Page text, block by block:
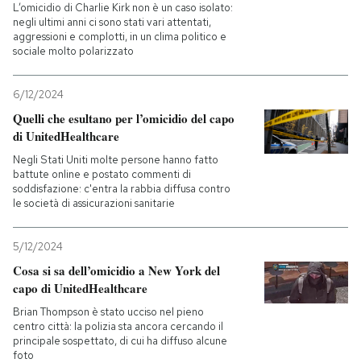
L’omicidio di Charlie Kirk non è un caso isolato:
negli ultimi anni ci sono stati vari attentati,
aggressioni e complotti, in un clima politico e
sociale molto polarizzato
6/12/2024
Quelli che esultano per l’omicidio del capo
di UnitedHealthcare
Negli Stati Uniti molte persone hanno fatto
battute online e postato commenti di
soddisfazione: c'entra la rabbia diffusa contro
le società di assicurazioni sanitarie
5/12/2024
Cosa si sa dell’omicidio a New York del
capo di UnitedHealthcare
Brian Thompson è stato ucciso nel pieno
centro città: la polizia sta ancora cercando il
principale sospettato, di cui ha diffuso alcune
foto